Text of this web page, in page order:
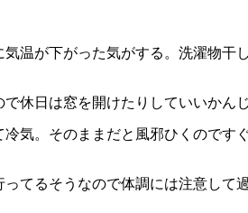
温が下がった気がする。洗濯物干
休日は窓を開けたりしていいかん
気。そのままだと風邪ひくのです
てるそうなので体調には注意して